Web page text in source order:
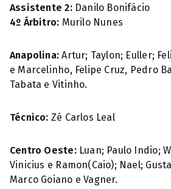
Assistente 2:Danilo Bonifácio
4º Árbitro: Murilo Nunes
Anapolina:Artur; Taylon; Euller;
e Marcelinho, Felipe Cruz, Pedro
Tabata e Vitinho.
Técnico: Zé Carlos Leal
Centro Oeste: Luan; Paulo Indio;
Vinicius e Ramon(Caio); Nael;
Marco Goiano e Vagner.